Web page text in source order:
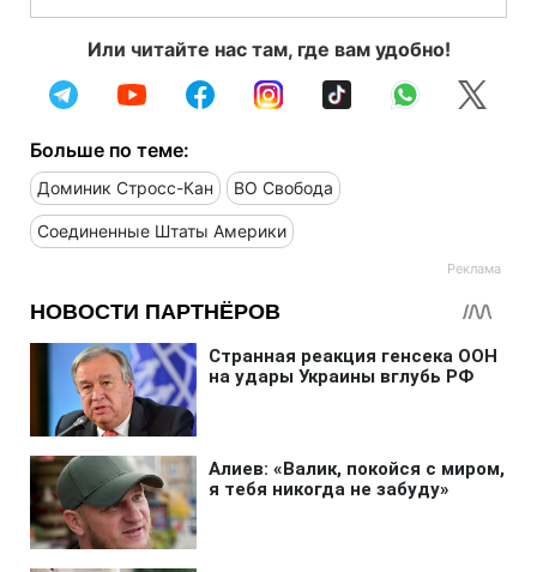
Или читайте нас там, где вам удобно!
Больше по теме:
Доминик Стросс-Кан ВО Свобода
Соединенные Штаты Америки